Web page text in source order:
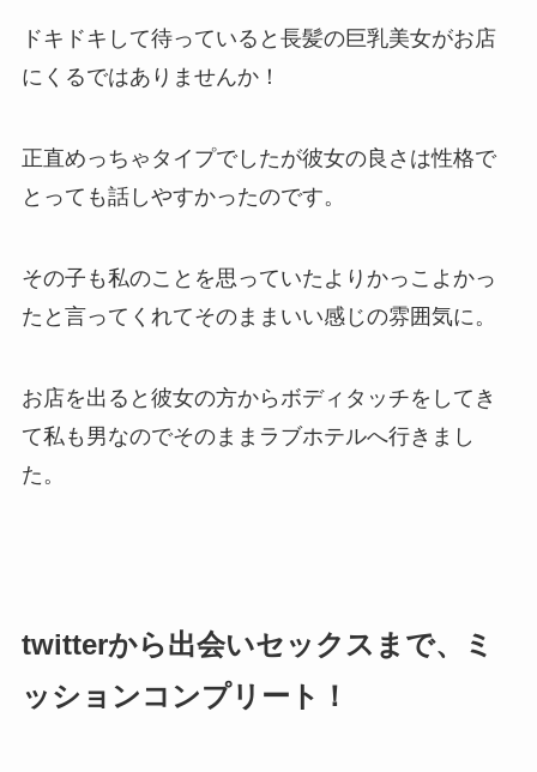
ドキドキして待っていると長髪の巨乳美女がお店
にくるではありませんか！
正直めっちゃタイプでしたが彼女の良さは性格で
とっても話しやすかったのです。
その子も私のことを思っていたよりかっこよかっ
たと言ってくれてそのままいい感じの雰囲気に。
お店を出ると彼女の方からボディタッチをしてき
て私も男なのでそのままラブホテルへ行きまし
た。
twitterから出会いセックスまで、ミ
ッションコンプリート！